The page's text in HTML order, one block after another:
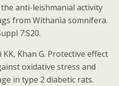
anti-leishmanial activity
from Withania somnifera.
7:S20.
Khan G. Protective effect
oxidative stress and
in type 2 diabetic rats.